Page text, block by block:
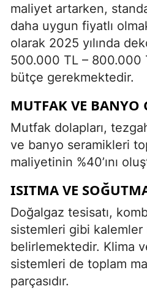
maliyet artarken,
daha uygun fiyatlı
olarak 2025 yılında
500.000 TL – 800.000
bütçe gerekmektedir.
MUTFAK VE BANYO
Mutfak dolapları,
ve banyo seramikleri
maliyetinin %40’ını
ISITMA VE
Doğalgaz tesisatı,
sistemleri gibi kalemler
belirlemektedir. Klima
sistemleri de toplam
parçasıdır.